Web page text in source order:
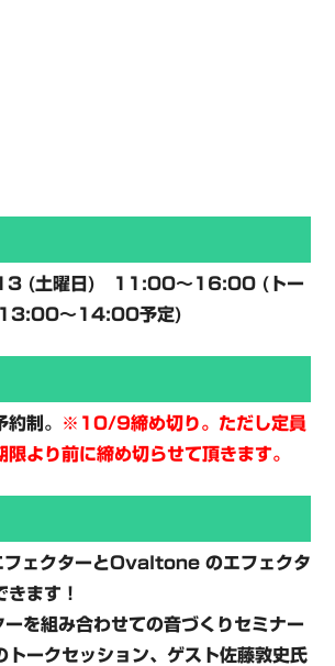
(土曜日) 11:00～16:00 (トー
13:00～14:00予定)
制。
※10/9締め切り。ただし定員
限より前に締め切らせて頂きます。
ェクターとOvaltone のエフェクタ
きます！
を組み合わせての音づくりセミナー
トークセッション、ゲスト佐藤敦史氏